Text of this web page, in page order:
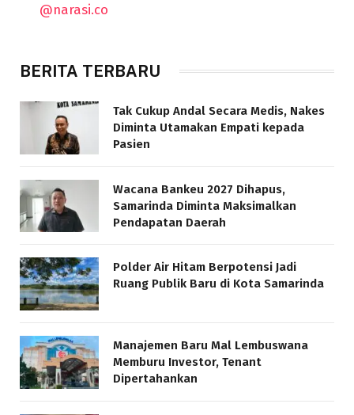
@narasi.co
BERITA TERBARU
Tak Cukup Andal Secara Medis, Nakes
Diminta Utamakan Empati kepada
Pasien
Wacana Bankeu 2027 Dihapus,
Samarinda Diminta Maksimalkan
Pendapatan Daerah
Polder Air Hitam Berpotensi Jadi
Ruang Publik Baru di Kota Samarinda
Manajemen Baru Mal Lembuswana
Memburu Investor, Tenant
Dipertahankan